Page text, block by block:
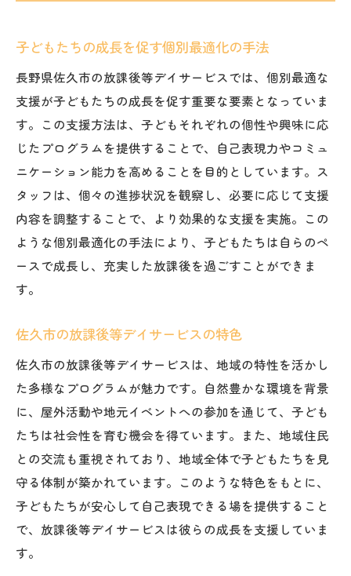
子どもたちの成長を促す個別最適化の手法
長野県佐久市の放課後等デイサービスでは、個別最適な
支援が子どもたちの成長を促す重要な要素となっていま
す。この支援方法は、子どもそれぞれの個性や興味に応
じたプログラムを提供することで、自己表現力やコミュ
ニケーション能力を高めることを目的としています。ス
タッフは、個々の進捗状況を観察し、必要に応じて支援
内容を調整することで、より効果的な支援を実施。この
ような個別最適化の手法により、子どもたちは自らのペ
ースで成長し、充実した放課後を過ごすことができま
す。
佐久市の放課後等デイサービスの特色
佐久市の放課後等デイサービスは、地域の特性を活かし
た多様なプログラムが魅力です。自然豊かな環境を背景
に、屋外活動や地元イベントへの参加を通じて、子ども
たちは社会性を育む機会を得ています。また、地域住民
との交流も重視されており、地域全体で子どもたちを見
守る体制が築かれています。このような特色をもとに、
子どもたちが安心して自己表現できる場を提供すること
で、放課後等デイサービスは彼らの成長を支援していま
す。